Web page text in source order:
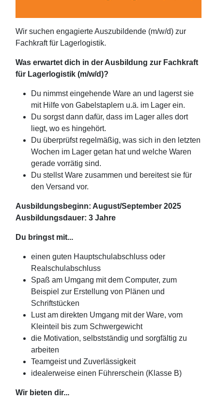
Wir suchen engagierte Auszubildende (m/w/d) zur
Fachkraft für Lagerlogistik.
Was erwartet dich in der Ausbildung zur Fachkraft
für Lagerlogistik (m/w/d)?
Du nimmst eingehende Ware an und lagerst sie
mit Hilfe von Gabelstaplern u.ä. im Lager ein.
Du sorgst dann dafür, dass im Lager alles dort
liegt, wo es hingehört.
Du überprüfst regelmäßig, was sich in den letzten
Wochen im Lager getan hat und welche Waren
gerade vorrätig sind.
Du stellst Ware zusammen und bereitest sie für
den Versand vor.
Ausbildungsbeginn: August/September 2025
Ausbildungsdauer: 3 Jahre
Du bringst mit...
einen guten Hauptschulabschluss oder
Realschulabschluss
Spaß am Umgang mit dem Computer, zum
Beispiel zur Erstellung von Plänen und
Schriftstücken
Lust am direkten Umgang mit der Ware, vom
Kleinteil bis zum Schwergewicht
die Motivation, selbstständig und sorgfältig zu
arbeiten
Teamgeist und Zuverlässigkeit
idealerweise einen Führerschein (Klasse B)
Wir bieten dir...